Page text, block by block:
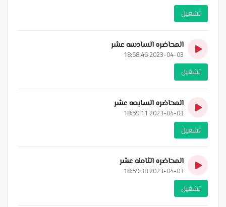
تشغيل
المحاضره السادسه عشر
2023-04-03 18:58:46
تشغيل
المحاضره السابعه عشر
2023-04-03 18:59:11
تشغيل
المحاضره الثامنه عشر
2023-04-03 18:59:38
تشغيل